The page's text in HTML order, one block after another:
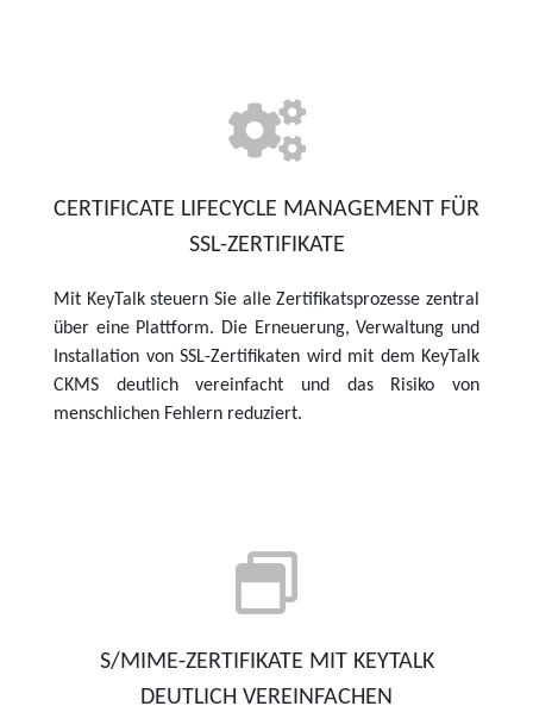
CERTIFICATE LIFECYCLE MANAGEMENT FÜR
SSL-ZERTIFIKATE
Mit KeyTalk steuern Sie alle Zertifikatsprozesse zentral
über eine Plattform. Die Erneuerung, Verwaltung und
Installation von SSL-Zertifikaten wird mit dem KeyTalk
CKMS deutlich vereinfacht und das Risiko von
menschlichen Fehlern reduziert.
S/MIME-ZERTIFIKATE MIT KEYTALK
DEUTLICH VEREINFACHEN